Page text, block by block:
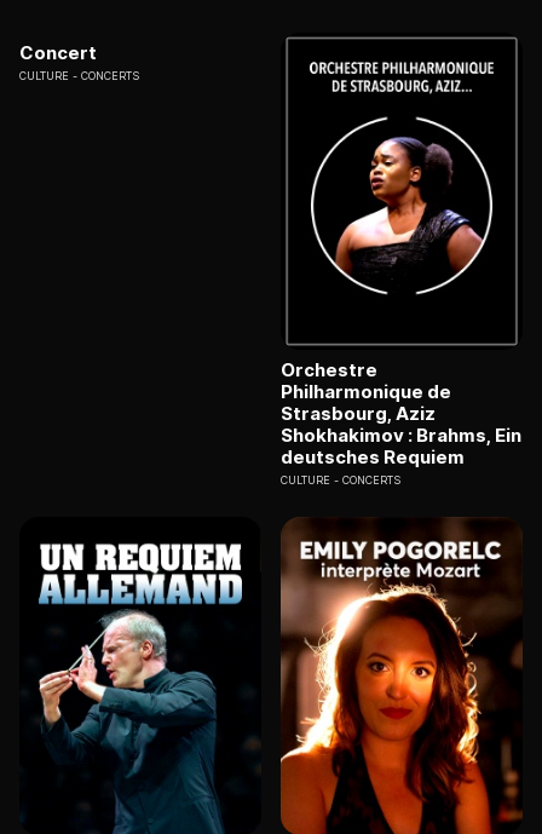
Concert
CULTURE CONCERTS
Orchestre
Philharmonique de
Strasbourg, Aziz
Shokhakimov : Brahms, Ein
deutsches Requiem
CULTURE CONCERTS